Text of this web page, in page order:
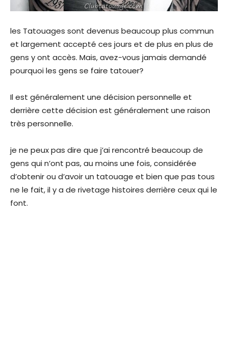
les Tatouages sont devenus beaucoup plus commun
et largement accepté ces jours et de plus en plus de
gens y ont accès. Mais, avez-vous jamais demandé
pourquoi les gens se faire tatouer?
Il est généralement une décision personnelle et
derrière cette décision est généralement une raison
très personnelle.
je ne peux pas dire que j’ai rencontré beaucoup de
gens qui n’ont pas, au moins une fois, considérée
d’obtenir ou d’avoir un tatouage et bien que pas tous
ne le fait, il y a de rivetage histoires derrière ceux qui le
font.